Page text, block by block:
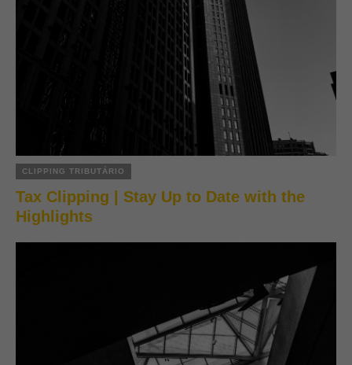
CLIPPING TRIBUTÁRIO
Tax Clipping | Stay Up to Date with the
Highlights